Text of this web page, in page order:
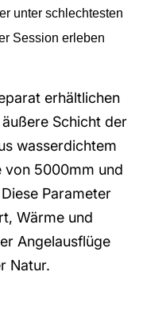
unter schlechtesten
Session erleben
erhältlichen
Schicht der
wasserdichtem
von 5000mm und
Parameter
Wärme und
Angelausflüge
Natur.